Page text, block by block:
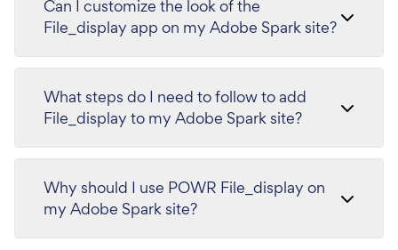
Can I customize the look of the
File_display app on my Adobe Spark site?
What steps do I need to follow to add
File_display to my Adobe Spark site?
Why should I use POWR File_display on
my Adobe Spark site?